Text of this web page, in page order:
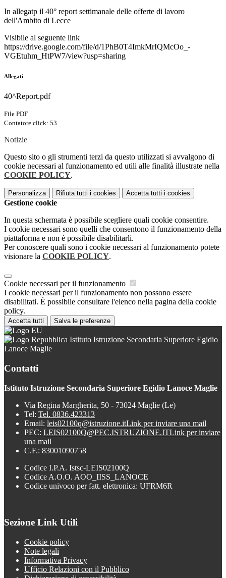
In allegatp il 40° report settimanale delle offerte di lavoro
dell'Ambito di Lecce
Visibile al seguente link
https://drive.google.com/file/d/1PhB0T4ImkMrIQMcOo_-
VGEtuhm_HtPW7/view?usp=sharing
Allegati
40^Report.pdf
File PDF
Contatore click: 53
Notizie
Questo sito o gli strumenti terzi da questo utilizzati si avvalgono di
cookie necessari al funzionamento ed utili alle finalità illustrate nella
COOKIE POLICY.
Personalizza Rifiuta tutti i cookies Accetta tutti i cookies
Gestione cookie
In questa schermata è possibile scegliere quali cookie consentire.
I cookie necessari sono quelli che consentono il funzionamento della
piattaforma e non è possibile disabilitarli.
Per conoscere quali sono i cookie necessari al funzionamento potete
visionare la COOKIE POLICY.
Cookie necessari per il funzionamento
I cookie necessari per il funzionamento non possono essere
disabilitati. È possibile consultare l'elenco nella pagina della cookie
policy.
Accetta tutti Salva le preferenze
Istituto Istruzione Secondaria Superiore Egidio
Lanoce Maglie
Contatti
Istituto Istruzione Secondaria Superiore Egidio Lanoce Maglie
Via Regina Margherita, 50 - 73024 Maglie (Le)
Tel: Tel. 0836.423313
Email: leis02100q@istruzione.itLink per inviare una mail
PEC: LEIS02100Q@PEC.ISTRUZIONE.ITLink per inviare
una mail
C.F.: 83001090758
Codice I.P.A. Istsc-LEIS02100Q
Codice A.O.O. AOO_IISS_LANOCE
Codice univoco per fatt. elettronica: UFRM6R
Sezione Link Utili
Cookie policy
Note legali
Informativa Privacy
Ufficio Relazioni con il Pubblico